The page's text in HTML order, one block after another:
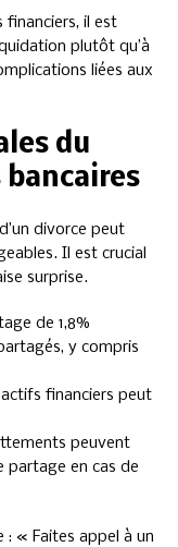
financiers, il est
plutôt qu’à
liées aux
du
bancaires
divorce peut
Il est crucial
surprise.
de 1,8%
y compris
financiers peut
peuvent
partage en cas de
: « Faites appel à un